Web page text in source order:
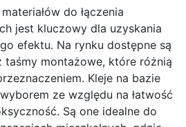
do łączenia
jest kluczowy dla uzyskania
efektu. Na rynku dostępne są
taśmy montażowe, które różnią
Kleje na bazie
ze względu na łatwość
Są one idealne do